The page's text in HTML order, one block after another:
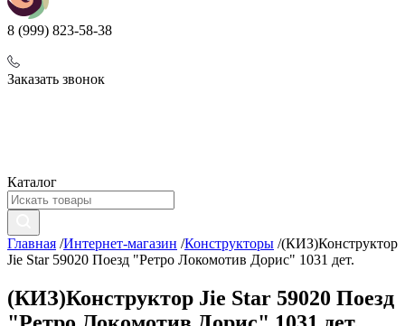
8 (999) 823-58-38
Заказать звонок
Каталог
Главная /Интернет-магазин /Конструкторы /(КИЗ)Конструктор
Jie Star 59020 Поезд "Ретро Локомотив Дорис" 1031 дет.
(КИЗ)Конструктор Jie Star 59020 Поезд